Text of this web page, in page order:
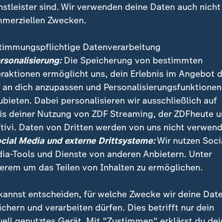
Gesprächen ist weiter kein Ende der vierten
in der Metall- und Elektroindustrie absehbar.
Einigung in Sicht", so ZDF-Reporter Sven Rieken.
sind. Wir verwenden deine Daten auch nicht
Zwecken.
Datenverarbeitung
Die Speicherung von bestimmten
ermöglicht uns, dein Erlebnis im Angebot
an dich anzupassen und Personalisierungsfunktionen
Dabei personalisieren wir ausschließlich auf
deiner Nutzung von ZDF Streaming, der ZDFheute
Daten von Dritten werden von uns nicht
Media und externe Drittsysteme:Wir nutzen
Tools und Dienste von anderen Anbietern. Unter
um das Teilen von Inhalten zu ermöglichen.
entscheiden, für welche Zwecke wir deine
und verarbeiten dürfen. Dies betrifft nur dein